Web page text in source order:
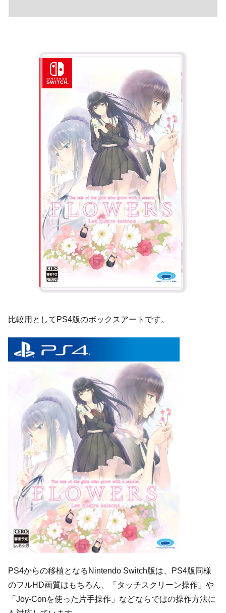
比較用としてPS4版のボックスアートです。
PS4からの移植となるNintendo Switch版は、PS4版同様
のフルHD画質はもちろん、「タッチスクリーン操作」や
「Joy-Conを使った片手操作」などならではの操作方法に